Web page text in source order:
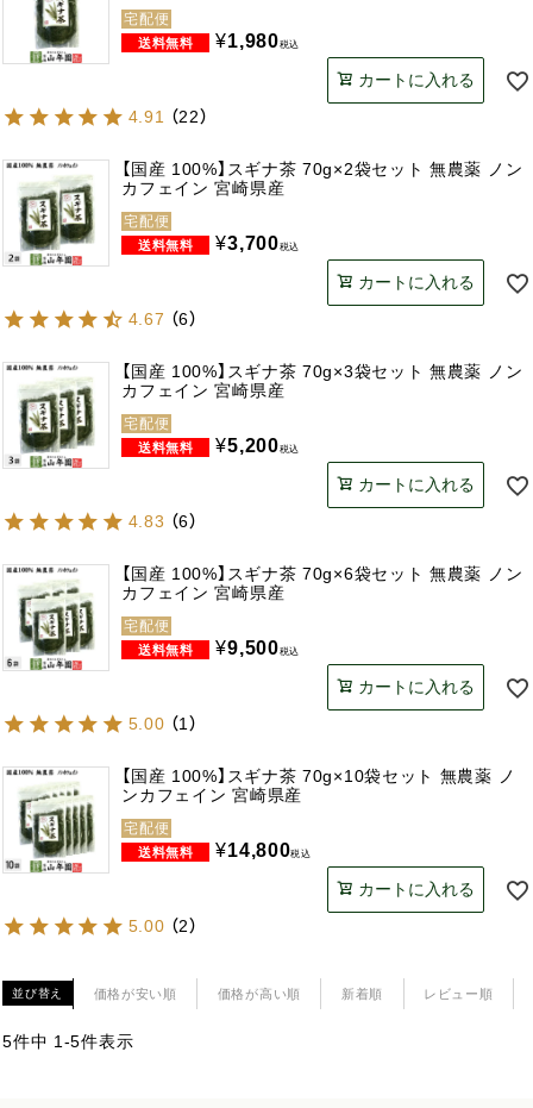
宅配便
¥1,980税込
カートに入れる
4.91
（22）
【国産 100%】スギナ茶 70g×2袋セット 無農薬 ノン
カフェイン 宮崎県産
宅配便
¥3,700税込
カートに入れる
4.67 （6）
【国産 100%】スギナ茶 70g×3袋セット 無農薬 ノン
カフェイン 宮崎県産
宅配便
¥5,200税込
カートに入れる
4.83 （6）
【国産 100%】スギナ茶 70g×6袋セット 無農薬 ノン
カフェイン 宮崎県産
宅配便
¥9,500税込
カートに入れる
5.00 （1 ）
【国産 100%】スギナ茶 70g×10袋セット 無農薬 ノ
ンカフェイン 宮崎県産
宅配便
¥14,800税込
カートに入れる
5.00 （2）
並び替え 価格が安い順 価格が高い順 新着順 レビュー順
5件中 1 -5件表示